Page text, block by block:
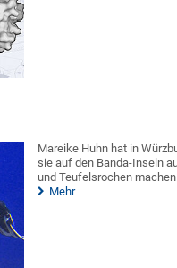
Mareike Huhn hat in
sie auf den Banda-Inseln
und Teufelsrochen
Mehr